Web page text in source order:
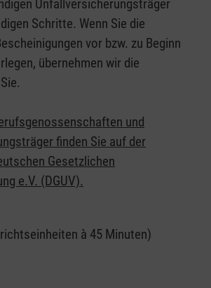
Unfallversicherungsträger
Schritte. Wenn Sie die
vor bzw. zu Beginn
übernehmen wir die
und
finden Sie auf der
Gesetzlichen
e.V. (DGUV).
à 45 Minuten)